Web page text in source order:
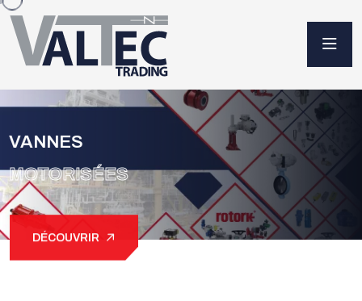
VANNES
MOTORISÉES
DÉCOUVRIR